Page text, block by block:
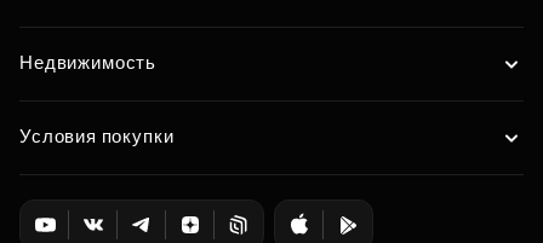
Недвижимость
Условия покупки